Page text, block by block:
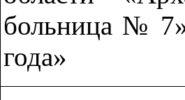
больница №
года»